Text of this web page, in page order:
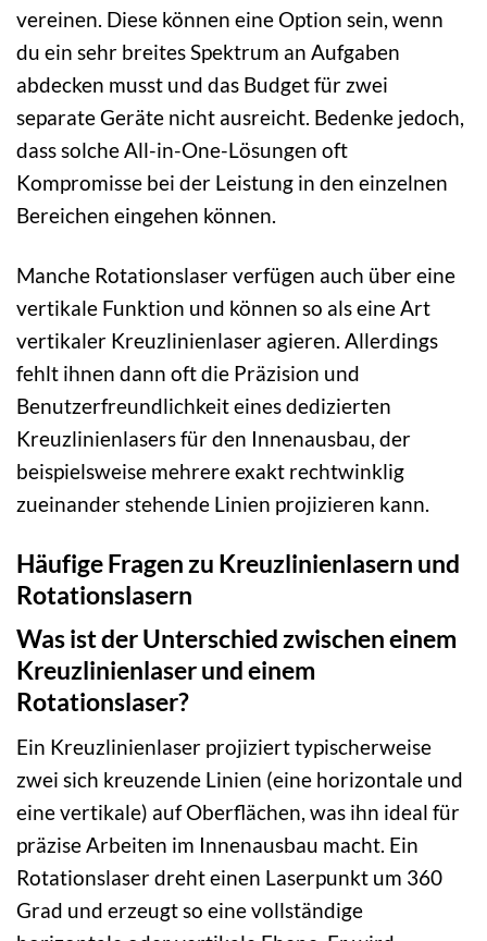
vereinen. Diese können eine Option sein, wenn
du ein sehr breites Spektrum an Aufgaben
abdecken musst und das Budget für zwei
separate Geräte nicht ausreicht. Bedenke jedoch,
dass solche All-in-One-Lösungen oft
Kompromisse bei der Leistung in den einzelnen
Bereichen eingehen können.
Manche Rotationslaser verfügen auch über eine
vertikale Funktion und können so als eine Art
vertikaler Kreuzlinienlaser agieren. Allerdings
fehlt ihnen dann oft die Präzision und
Benutzerfreundlichkeit eines dedizierten
Kreuzlinienlasers für den Innenausbau, der
beispielsweise mehrere exakt rechtwinklig
zueinander stehende Linien projizieren kann.
Häufige Fragen zu Kreuzlinienlasern und
Rotationslasern
Was ist der Unterschied zwischen einem
Kreuzlinienlaser und einem
Rotationslaser?
Ein Kreuzlinienlaser projiziert typischerweise
zwei sich kreuzende Linien (eine horizontale und
eine vertikale) auf Oberflächen, was ihn ideal für
präzise Arbeiten im Innenausbau macht. Ein
Rotationslaser dreht einen Laserpunkt um 360
Grad und erzeugt so eine vollständige